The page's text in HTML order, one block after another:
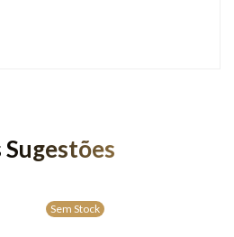
Sugestões
Sem Stock